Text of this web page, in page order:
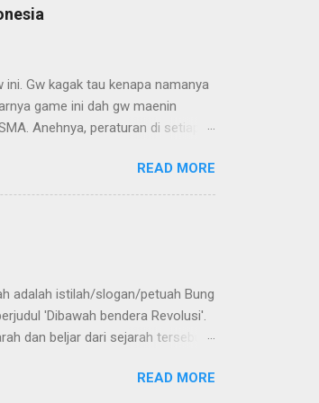
Gw kagak tau kenapa namanya
game ini dah gw maenin
Anehnya, peraturan di setiap
[kenapa 4? Kalau kurang,
lebih, susah dapet kartu bagus
itu joker merah, hitam, dan
adalah 3 wajik , tapi jika
READ MORE
adalah istilah/slogan/petuah Bung
'Dibawah bendera Revolusi'.
dan beljar dari sejarah tersebut.
teknologi informasi.
READ MORE